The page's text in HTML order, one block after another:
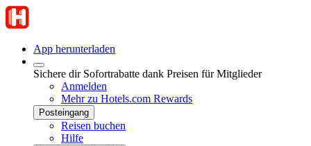
App herunterladen
Sichere dir Sofortrabatte dank Preisen für Mitglieder
Anmelden
Mehr zu Hotels.com Rewards
Posteingang
Reisen buchen
Hilfe